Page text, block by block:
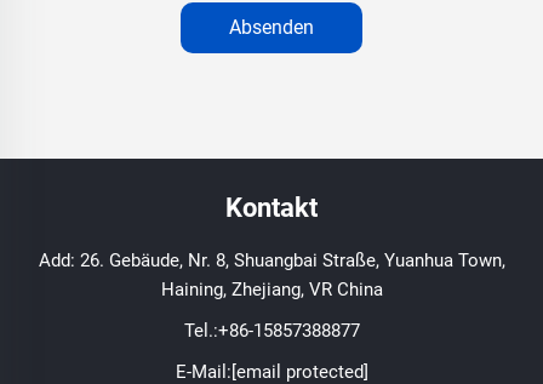
Absenden
Kontakt
Add: 26. Gebäude, Nr. 8, Shuangbai Straße, Yuanhua Town,
Haining, Zhejiang, VR China
Tel.:+86-15857388877
E-Mail:[email protected]